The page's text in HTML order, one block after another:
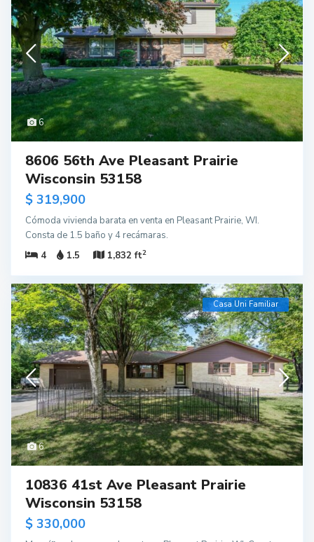
6
8606 56th Ave Pleasant Prairie
Wisconsin 53158
$ 319,900
Cómoda vivienda barata en venta en Pleasant Prairie, WI.
Consta de 1.5 baño y 4 recámaras.
4
1.5 1,832 ft2
6
Casa Uni Familiar
10836 41st Ave Pleasant Prairie
Wisconsin 53158
$ 330,000